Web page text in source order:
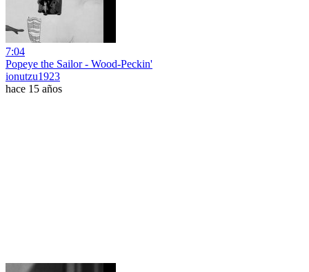
7:04
Popeye the Sailor - Wood-Peckin'
ionutzu1923
hace 15 años